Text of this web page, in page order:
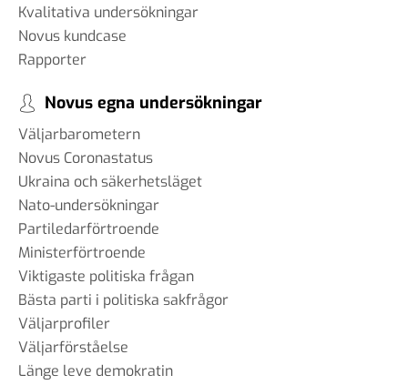
Kvalitativa undersökningar
Novus kundcase
Rapporter
Novus egna undersökningar
Väljarbarometern
Novus Coronastatus
Ukraina och säkerhetsläget
Nato-undersökningar
Partiledarförtroende
Ministerförtroende
Viktigaste politiska frågan
Bästa parti i politiska sakfrågor
Väljarprofiler
Väljarförståelse
Länge leve demokratin